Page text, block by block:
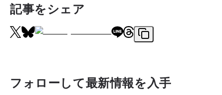
記事をシェア
フォローして最新情報を入手